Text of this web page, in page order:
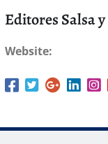
Editores Salsa
Website: